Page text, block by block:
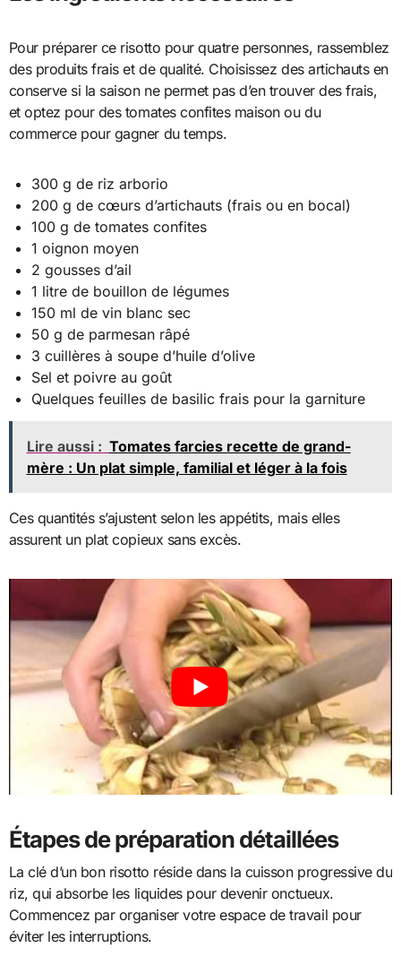
Pour préparer ce risotto pour quatre personnes, rassemblez
des produits frais et de qualité. Choisissez des artichauts en
conserve si la saison ne permet pas d’en trouver des frais,
et optez pour des tomates confites maison ou du
commerce pour gagner du temps.
300 g de riz arborio
200 g de cœurs d’artichauts (frais ou en bocal)
100 g de tomates confites
1 oignon moyen
2 gousses d’ail
1 litre de bouillon de légumes
150 ml de vin blanc sec
50 g de parmesan râpé
3 cuillères à soupe d’huile d’olive
Sel et poivre au goût
Quelques feuilles de basilic frais pour la garniture
Lire aussi : Tomates farcies recette de grand-
mère : Un plat simple, familial et léger à la fois
Ces quantités s’ajustent selon les appétits, mais elles
assurent un plat copieux sans excès.
Étapes de préparation détaillées
La clé d’un bon risotto réside dans la cuisson progressive du
riz, qui absorbe les liquides pour devenir onctueux.
Commencez par organiser votre espace de travail pour
éviter les interruptions.